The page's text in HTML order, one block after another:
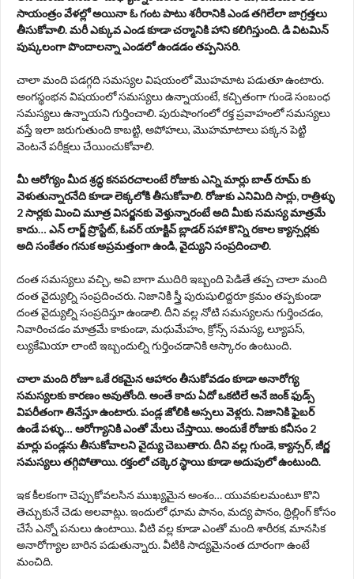
సాయంత్రం వేళల్లో అయినా ఓ గంట పాటు శరీరానికి ఎండ తగిలేలా జాగ్రత్తలు
తీసుకోవాలి. మరీ ఎక్కువ ఎండ కూడా చర్మానికి హాని కలిగిస్తుంది. డి విటమిన్
పుష్కలంగా పొందాలన్నా ఎండలో ఉండడం తప్పనిసరి.
చాలా మంది పడగ్గది సమస్యల విషయంలో మొహమాట పడుతూ ఉంటారు.
అంగస్థంభన విషయంలో సమస్యలు ఉన్నాయంటే, కచ్చితంగా గుండె సంబంధ
సమస్యలు ఉన్నాయని గుర్తించాలి. పురుషాంగంలో రక్త ప్రవాహంలో సమస్యలు
వస్తే ఇలా జరుగుతుంది కాబట్టి, అపోహలు, మొహమాటాలు పక్కన పెట్టి
వెంటనే పరీక్షలు చేయించుకోవాలి.
మీ ఆరోగ్యం మీద శ్రద్ధ కనపరచాలంటే రోజుకు ఎన్ని మార్లు బాత్ రూమ్ కు
వెళుతున్నారనేది కూడా లెక్కలోకి తీసుకోవాలి. రోజుకు ఎనిమిది సార్లు, రాత్రిళ్ళు
2 సార్లకు మించి మూత్ర విసర్జనకు వెళ్తున్నారంటే అది మీకు సమస్య మాత్రమే
కాదు… ఎన్ లార్జ్ ప్రొస్టేట్, ఓవర్ యాక్టివ్ బ్లాడర్ సహా కొన్ని రకాల క్యాన్సర్లకు
అది సంకేతం గనుక అప్రమత్తంగా ఉండి, వైద్యుని సంప్రదించాలి.
దంత సమస్యలు వచ్చి, అవి బాగా ముదిరి ఇబ్బంది పెడితే తప్ప చాలా మంది
దంత వైద్యుల్ని సంప్రదించరు. నిజానికి స్త్రీ పురుషులిద్దరూ క్రమం తప్పకుండా
దంత వైద్యుల్ని సంప్రదిస్తూ ఉండాలి. దీని వల్ల నోటి సమస్యలను గుర్తించడం,
నివారించడం మాత్రమే కాకుండా, మధుమేహం, క్రోన్స్ సమస్య, ల్యూపస్,
ల్యుకేమియా లాంటి ఇబ్బందుల్ని గుర్తించడానికి ఆస్కారం ఉంటుంది.
చాలా మంది రోజూ ఒకే రకమైన ఆహారం తీసుకోవడం కూడా అనారోగ్య
సమస్యలకు కారణం అవుతోంది. అంతే కాదు ఏదో ఒకటిలే అనే జంక్ ఫుడ్స్
విపరీతంగా తినేస్తూ ఉంటారు. పండ్ల జోలికి అస్సలు వెళ్లరు. నిజానికి ఫైబర్
ఉండే పళ్ళు… ఆరోగ్యానికి ఎంతో మేలు చేస్తాయి. అందుకే రోజుకు కనీసం 2
మార్లు పండ్లను తీసుకోవాలని వైద్యు చెబుతారు. దీని వల్ల గుండె, క్యాన్సర్, జీర్ణ
సమస్యలు తగ్గిపోతాయి. రక్తంలో చక్కెర స్థాయి కూడా అదుపులో ఉంటుంది.
ఇక కీలకంగా చెప్పుకోవలసిన ముఖ్యమైన అంశం… యువకులమంటూ కొని
తెచ్చుకునే చెడు అలవాట్లు. ఇందులో ధూమ పానం, మద్య పానం, థ్రిల్లింగ్ కోసం
చేసే ఎన్నో పనులు ఉంటాయి. వీటి వల్ల కూడా ఎంతో మంది శారీరక, మానసిక
అనారోగ్యాల బారిన పడుతున్నారు. వీటికి సాద్యమైనంత దూరంగా ఉంటే
మంచిది.